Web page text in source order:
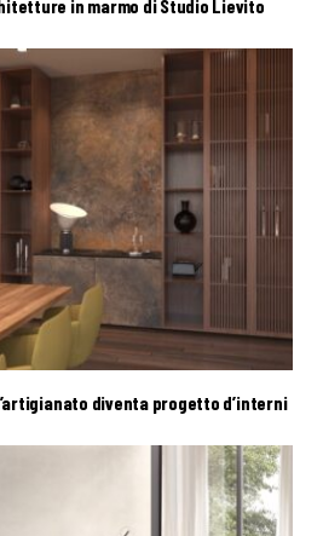
in marmo di Studio Lievito
diventa progetto d’interni